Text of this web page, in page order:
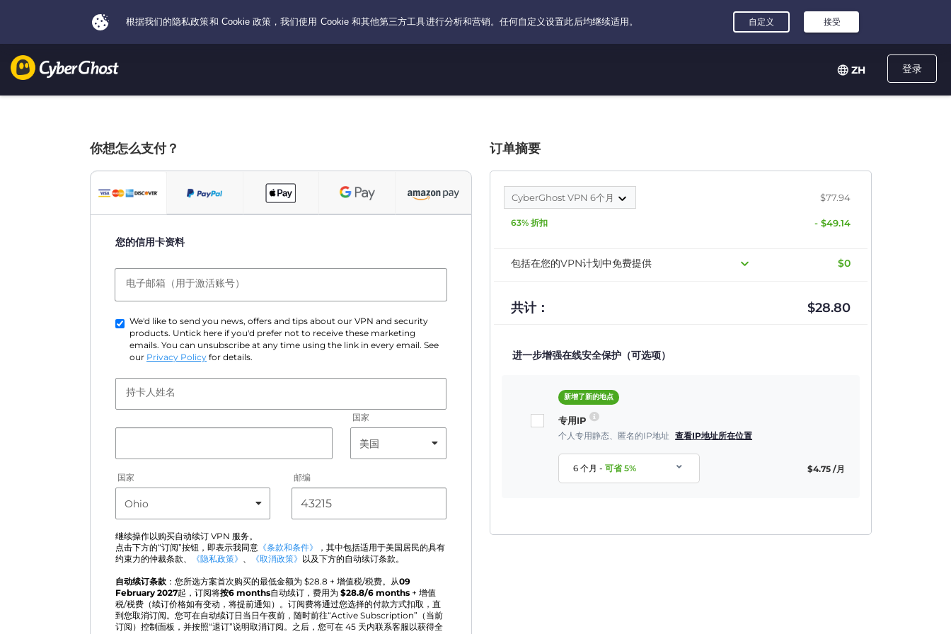
登录
ZH
你想怎么支付？
您的信用卡资料
电子邮箱（用于激活账号）
We'd like to send you news, offers and tips about our VPN and security
products. Untick here if you'd prefer not to receive these marketing
emails. You can unsubscribe at any time using the link in every email. See
our Privacy Policy for details.
持卡人姓名
国家
国家 邮编
继续操作以购买自动续订 VPN 服务。
点击下方的“订阅”按钮，即表示我同意 《条款和条件》
，其中包括适用于美国居民的具有
约束力的仲裁条款、
《隐私政策》 、 《取消政策》 以及下方的自动续订条款。
自动续订条款 ：您所选方案首次购买的最低金额为 $28.8 + 增值税/税费。从09
February 2027起，订阅将按6 months自动续订，费用为 $28.8/6 months + 增值
税/税费（续订价格如有变动，将提前通知）。订阅费将通过您选择的付款方式扣取，直
到您取消订阅。您可在自动续订日当日午夜前，随时前往“Active Subscription”（当前
订阅）控制面板，并按照“退订”说明取消订阅。之后，您可在 45 天内联系客服以获得全
订单摘要
CyberGhost VPN 6个月 $77.94
63% 折扣 - $49.14
包括在您的VPN计划中免费提供 $0
共计： $28.80
进一步增强在线安全保护（可选项）
新增了新的地点
专用IP
个人专用静态、匿名的IP地址 查看IP地址所在位置
6 个月-可省5% $4.75 /月